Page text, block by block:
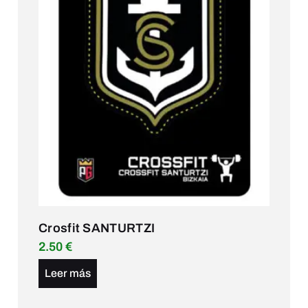
Crosfit SANTURTZI
2.50 €
Leer más